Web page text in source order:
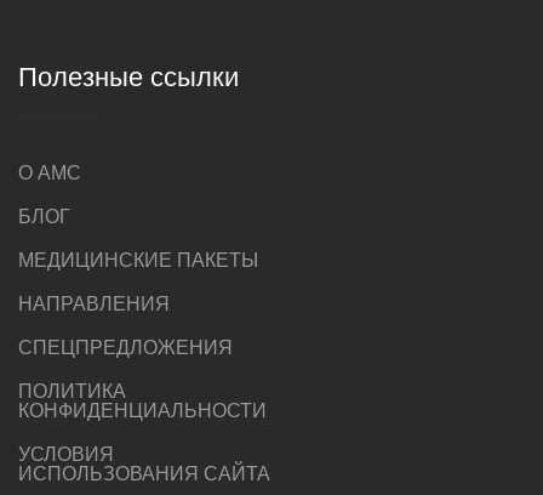
Полезные ссылки
О AMC
БЛОГ
МЕДИЦИНСКИЕ ПАКЕТЫ
НАПРАВЛЕНИЯ
СПЕЦПРЕДЛОЖЕНИЯ
ПОЛИТИКА
КОНФИДЕНЦИАЛЬНОСТИ
УСЛОВИЯ
ИСПОЛЬЗОВАНИЯ САЙТА